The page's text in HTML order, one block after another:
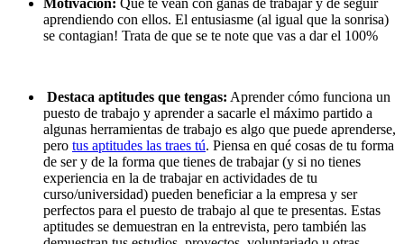
aprendiendo con ellos. El entusiasme (al igual que la sonrisa)
se contagian! Trata de que se te note que vas a dar el 100%
Destaca aptitudes que tengas: Aprender cómo funciona un
puesto de trabajo y aprender a sacarle el máximo partido a
algunas herramientas de trabajo es algo que puede aprenderse,
pero tus aptitudes las traes tú. Piensa en qué cosas de tu forma
de ser y de la forma que tienes de trabajar (y si no tienes
experiencia en la de trabajar en actividades de tu
curso/universidad) pueden beneficiar a la empresa y ser
perfectos para el puesto de trabajo al que te presentas. Estas
aptitudes se demuestran en la entrevista, pero también las